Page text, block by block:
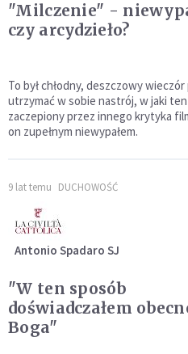
"Milczenie" -
czy arcydzieło?
To był chłodny, deszczowy
utrzymać w sobie nastrój, w jaki
zaczepiony przez innego krytyka
on zupełnym niewypałem.
9 lat temu DUCHOWOŚĆ
Antonio Spadaro SJ
"W ten sposób
doświadczałem
Boga"